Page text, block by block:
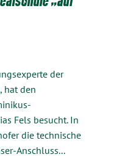
der
hat den
Fels besucht. In
die technische
Anschluss...